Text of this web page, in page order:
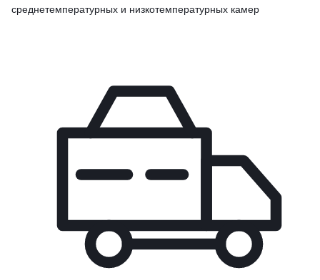
среднетемпературных и низкотемпературных камер